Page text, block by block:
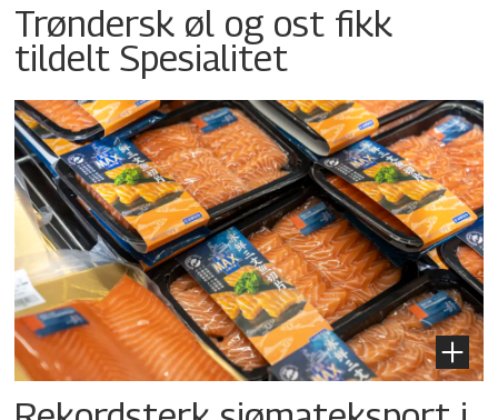
Trøndersk øl og ost fikk
tildelt Spesialitet